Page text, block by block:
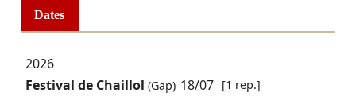
Dates
2026
Festival de Chaillol (Gap) 18/07 [1 rep.]